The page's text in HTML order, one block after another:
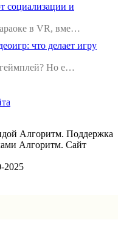
социализации и
в VR, вме…
что делает игру
геймплей? Но е…
Алгоритм. Поддержка
Алгоритм. Сайт
2025